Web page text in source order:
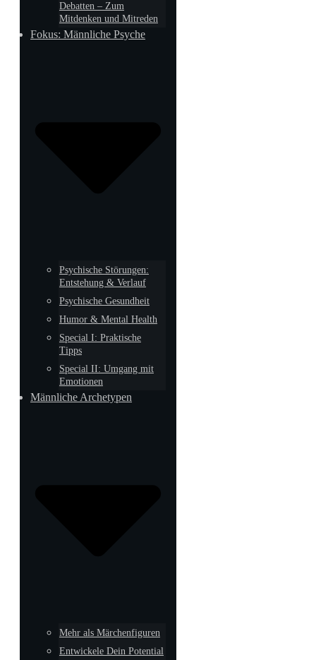
Debatten – Zum
Mitdenken und Mitreden
Fokus: Männliche Psyche
Psychische Störungen:
Entstehung & Verlauf
Psychische Gesundheit
Humor & Mental Health
Special I: Praktische
Tipps
Special II: Umgang mit
Emotionen
Männliche Archetypen
Mehr als Märchenfiguren
Entwickele Dein Potential